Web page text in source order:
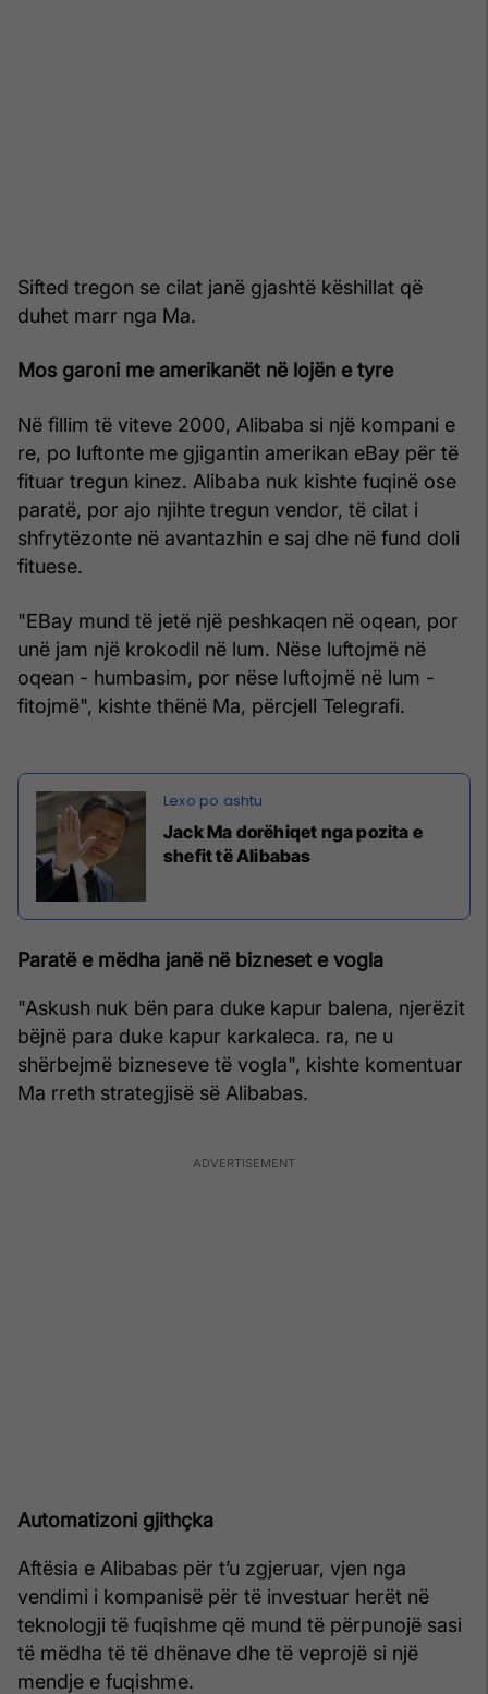
Sifted tregon se cilat janë gjashtë këshillat që
duhet marr nga Ma.
Mos garoni me amerikanët në lojën e tyre
Në fillim të viteve 2000, Alibaba si një kompani e
re, po luftonte me gjigantin amerikan eBay për të
fituar tregun kinez. Alibaba nuk kishte fuqinë ose
paratë, por ajo njihte tregun vendor, të cilat i
shfrytëzonte në avantazhin e saj dhe në fund doli
fituese.
"EBay mund të jetë një peshkaqen në oqean, por
unë jam një krokodil në lum. Nëse luftojmë në
oqean - humbasim, por nëse luftojmë në lum -
fitojmë", kishte thënë Ma, përcjell Telegrafi.
Jack Ma dorëhiqet nga pozita e
shefit të Alibabas
Paratë e mëdha janë në bizneset e vogla
"Askush nuk bën para duke kapur balena, njerëzit
bëjnë para duke kapur karkaleca. ra, ne u
shërbejmë bizneseve të vogla", kishte komentuar
Ma rreth strategjisë së Alibabas.
Automatizoni gjithçka
Aftësia e Alibabas për t’u zgjeruar, vjen nga
vendimi i kompanisë për të investuar herët në
teknologji të fuqishme që mund të përpunojë sasi
të mëdha të të dhënave dhe të veprojë si një
mendje e fuqishme.